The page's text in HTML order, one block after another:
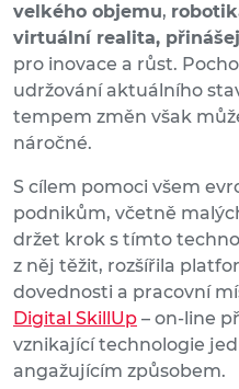
velkého objemu,
virtuální realita,
pro inovace a růst.
udržování aktuálního
tempem změn však
náročné.
S cílem pomoci všem
podnikům, včetně
držet krok s tímto
z něj těžit, rozšířila
dovednosti a pracovní
Digital SkillUp – on-line
vznikající technologie
angažujícím způsobem.